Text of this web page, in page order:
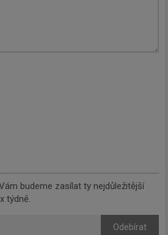
budeme zasílat ty nejdůležitější
týdně.
Odebírat